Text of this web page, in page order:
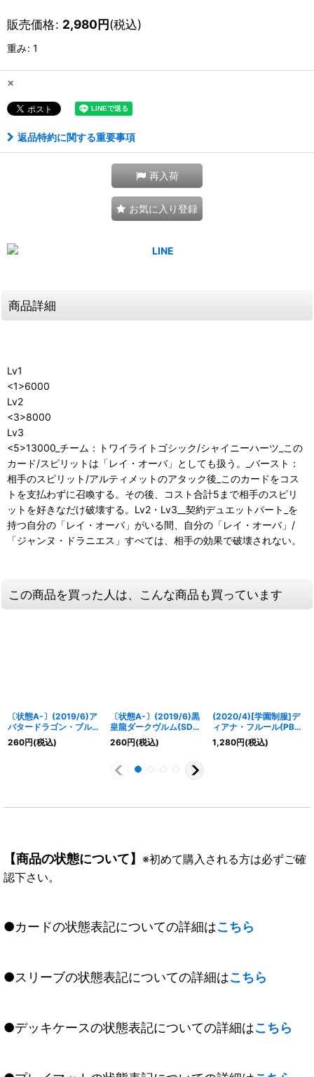
販売価格: 2,980円(税込)
重み: 1
×
返品特約に関する重要事項
再入荷
お気に入り登録
商品詳細
Lv1
<1>6000
Lv2
<3>8000
Lv3
<5>13000_チーム：トワイライトゴシック/シャイニーハーツ_この
カード/スピリットは「レイ・オーバ」としても扱う。_バースト：
相手のスピリット/アルティメットのアタック後_このカードをコス
トを支払わずに召喚する。その後、コスト合計5まで相手のスピリ
ットを好きなだけ破壊する。Lv2・Lv3__契約デュエットパート_を
持つ自分の「レイ・オーバ」がいる間、自分の「レイ・オーバ」/
「ジャンヌ・ドラニエス」すべては、相手の効果で破壊されない。
この商品を買った人は、こんな商品も買っています
〔状態A-〕(2019/6)ア
バタードラゴン・ブルー
【C】{BS48-004}
《赤》
260円(税込)
〔状態A-〕(2019/6)黒
皇龍ダークヴルム(SD51
収録)【R】{BS43-
RV004}《赤》
260円(税込)
(2020/4)[学園制服]デ
ィアナ・フルール(PB05
収録)【X】{BSC31-
X03}《黄》
1,280円(税込)
【商品の状態について】 ※初めて購入される方は必ずご確
認下さい。
●カードの状態表記についての詳細はこちら
●スリーブの状態表記についての詳細はこちら
●デッキケースの状態表記についての詳細はこちら